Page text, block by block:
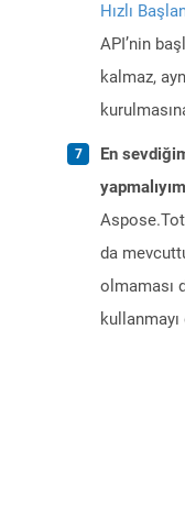
Hızlı
API’nin
kalmaz,
En
da
olmaması